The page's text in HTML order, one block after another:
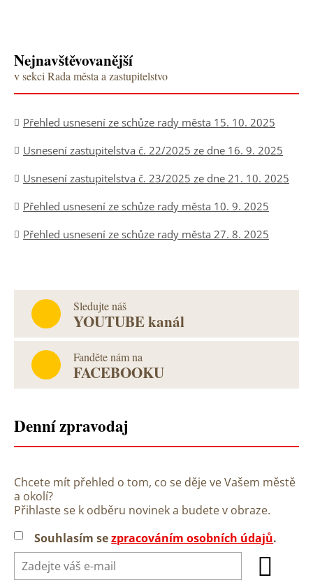
Nejnavštěvovanější
v sekci Rada města a zastupitelstvo
Přehled usnesení ze schůze rady města 15. 10. 2025
Usnesení zastupitelstva č. 22/2025 ze dne 16. 9. 2025
Usnesení zastupitelstva č. 23/2025 ze dne 21. 10. 2025
Přehled usnesení ze schůze rady města 10. 9. 2025
Přehled usnesení ze schůze rady města 27. 8. 2025
Sledujte náš
YOUTUBE kanál
Fanděte nám na
FACEBOOKU
Denní zpravodaj
Chcete mít přehled o tom, co se děje ve Vašem městě
a okolí?
Přihlaste se k odběru novinek a budete v obraze.
Souhlasím sezpracováním osobních údajů.